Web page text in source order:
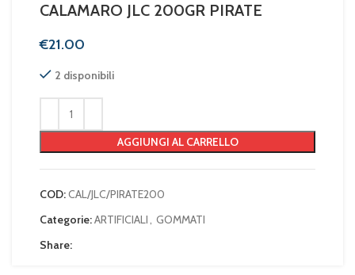
CALAMARO JLC 200GR PIRATE
€
2 disponibili
AGGIUNGI AL CARRELLO
COD:CAL/JLC/PIRATE200
Categorie:ARTIFICIALI, GOMMATI
Share: